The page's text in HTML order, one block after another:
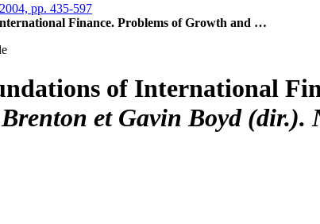
pp. 435-597
Finance. Problems of Growth and …
of International
Brenton et Gavin Boyd(dir.).